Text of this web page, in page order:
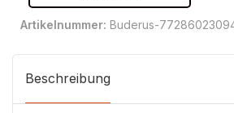
Artikelnummer: Buderus-
Beschreibung